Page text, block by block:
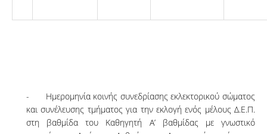
- Ημερομηνία κοινής συνεδρίασης εκλεκτορικού σώματος
και συνέλευσης τμήματος για την εκλογή ενός μέλους Δ.Ε.Π.
στη βαθμίδα του Καθηγητή Α’ βαθμίδας με γνωστικό